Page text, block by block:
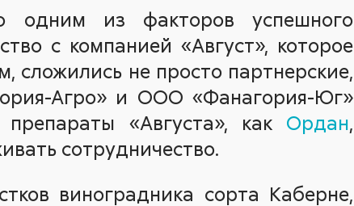
одним из факторов успешного
с компанией «Август», которое
сложились не просто партнерские,
Агро» и ООО «Фанагория-Юг»
«Августа», как Ордан
сотрудничество.
виноградника сорта Каберне,